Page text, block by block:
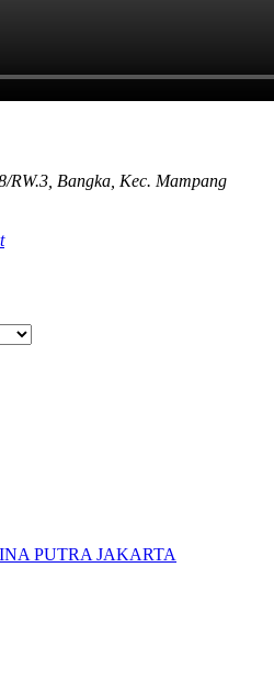
RW.3, Bangka, Kec. Mampang
PUTRA JAKARTA